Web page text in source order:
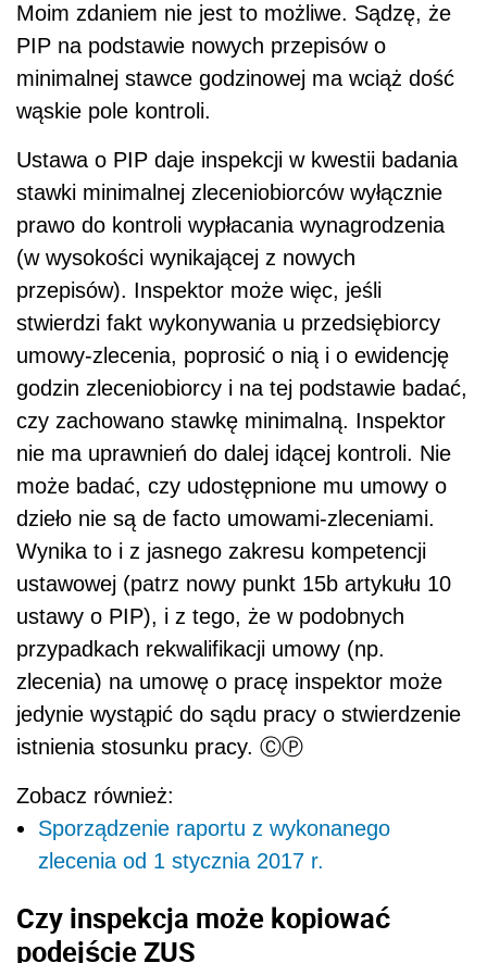
Moim zdaniem nie jest to możliwe. Sądzę, że
PIP na podstawie nowych przepisów o
minimalnej stawce godzinowej ma wciąż dość
wąskie pole kontroli.
Ustawa o PIP daje inspekcji w kwestii badania
stawki minimalnej zleceniobiorców wyłącznie
prawo do kontroli wypłacania wynagrodzenia
(w wysokości wynikającej z nowych
przepisów). Inspektor może więc, jeśli
stwierdzi fakt wykonywania u przedsiębiorcy
umowy-zlecenia, poprosić o nią i o ewidencję
godzin zleceniobiorcy i na tej podstawie badać,
czy zachowano stawkę minimalną. Inspektor
nie ma uprawnień do dalej idącej kontroli. Nie
może badać, czy udostępnione mu umowy o
dzieło nie są de facto umowami-zleceniami.
Wynika to i z jasnego zakresu kompetencji
ustawowej (patrz nowy punkt 15b artykułu 10
ustawy o PIP), i z tego, że w podobnych
przypadkach rekwalifikacji umowy (np.
zlecenia) na umowę o pracę inspektor może
jedynie wystąpić do sądu pracy o stwierdzenie
istnienia stosunku pracy. ⒸⓅ
Zobacz również:
Sporządzenie raportu z wykonanego
zlecenia od 1 stycznia 2017 r.
Czy inspekcja może kopiować
podejście ZUS